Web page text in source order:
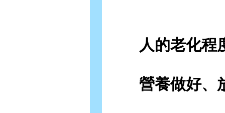
人的老化程
營養做好、放